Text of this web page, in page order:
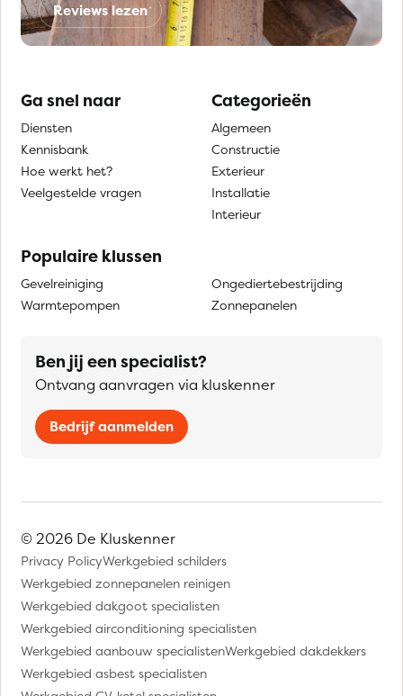
Reviews lezen
Ga snel naar
Diensten
Kennisbank
Hoe werkt het?
Veelgestelde vragen
Categorieën
Algemeen
Constructie
Exterieur
Installatie
Interieur
Populaire klussen
Gevelreiniging
Warmtepompen
Ongediertebestrijding
Zonnepanelen
Ben jij een specialist?
Ontvang aanvragen via kluskenner
Bedrijf aanmelden
© 2026 De Kluskenner
Privacy PolicyWerkgebied schilders
Werkgebied zonnepanelen reinigen
Werkgebied dakgoot specialisten
Werkgebied airconditioning specialisten
Werkgebied aanbouw specialistenWerkgebied dakdekkers
Werkgebied asbest specialisten